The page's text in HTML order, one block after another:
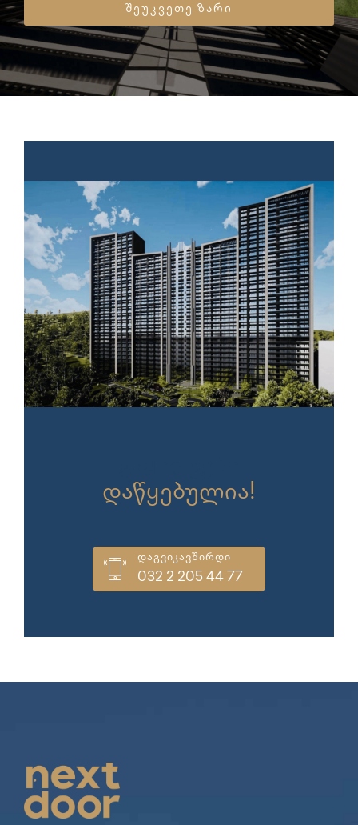
დაწყებულია!
დაგვიკავშირდი
032 2 205 44 77